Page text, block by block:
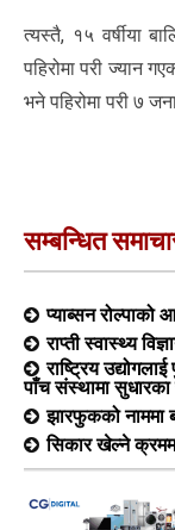
त्यस्तै, १५ वर्षीया
पहिरोमा परी ज्यान
भने पहिरोमा परी ७
सम्बन्धित
प्याब्सन रोल्पाको
राप्ती स्वास्थ्य
राष्ट्रिय
पाँच संस्थामा
झारफुकको नाममा
सिकार खेल्ने